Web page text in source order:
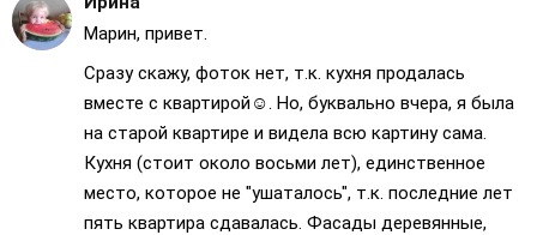
Марин, привет.
Сразу скажу, фоток нет, т.к. кухня продалась
вместе с квартирой☺. Но, буквально вчера, я была
на старой квартире и видела всю картину сама.
Кухня (стоит около восьми лет), единственное
место, которое не "ушаталось", т.к. последние лет
пять квартира сдавалась. Фасады деревянные,